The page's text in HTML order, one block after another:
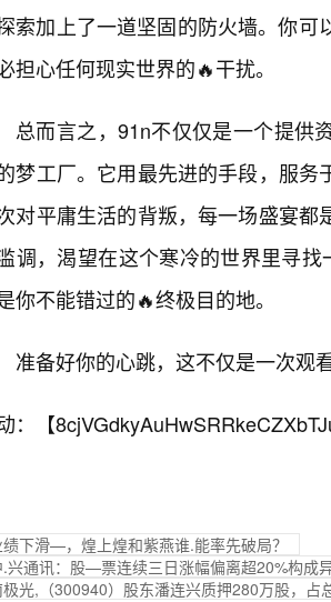
索加上了一道坚固的防火墙。你
担心任何现实世界的🔥干扰。
总而言之，91n不仅仅是一个提供
梦工厂。它用最先进的手段，服
对平庸生活的背叛，每一场盛宴
调，渴望在这个寒冷的世界里寻
你不能错过的🔥终极目的地。
准备好你的心跳，这不仅是一次观
：【
绩下滑—，煌上煌和紫燕谁.能率先破局？
.兴通讯：股—票连续三日涨幅偏离超20%构成
光,（300940）股东潘连兴质押280万股，占